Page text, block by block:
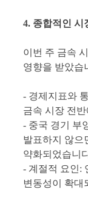
4. 종합적인 시
이번 주 금속
영향을 받았습
- 경제지표와
금속 시장 전
- 중국 경기 부
발표하지 않으
약화되었습니
- 계절적 요인:
변동성이 확대